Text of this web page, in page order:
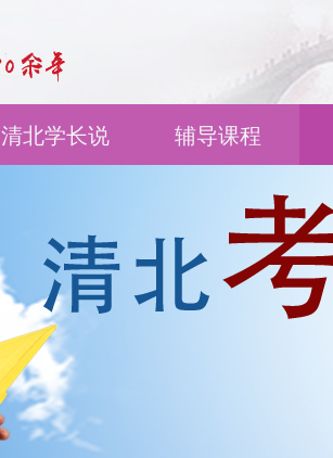
清北学长说 辅导课程